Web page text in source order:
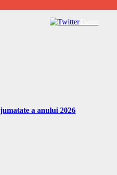
Tweet
a anului 2026